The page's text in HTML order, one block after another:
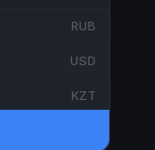
RUB
USD
KZT